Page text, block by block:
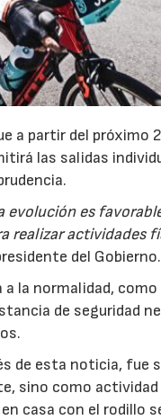
a partir del próximo
las salidas
evolución es
realizar actividades
del Gobierno.
la normalidad,
de seguridad
de esta noticia,
sino como actividad
casa con el rodillo
22/07/2026